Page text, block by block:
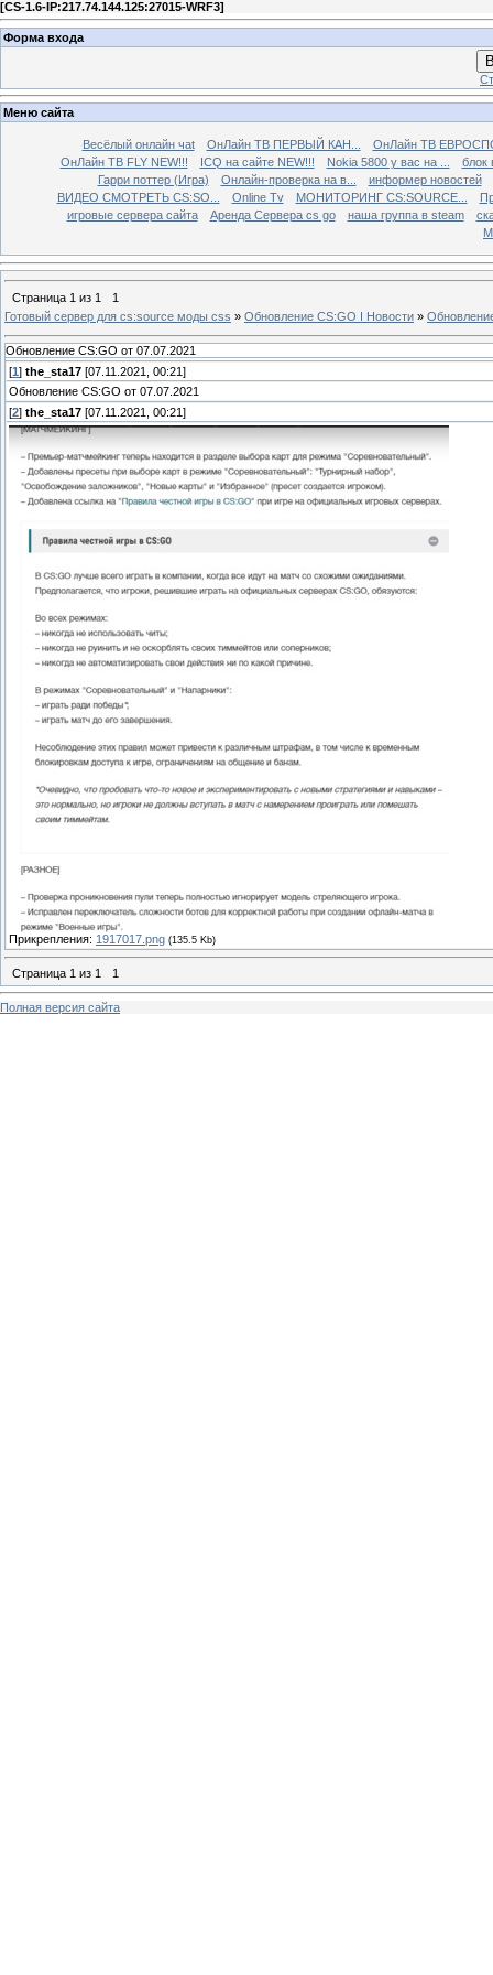
[CS-1.6-IP:217.74.144.125:27015-WRF3]
Форма входа
Меню сайта
Весёлый онлайн чаt ОнЛайн ТВ ПЕРВЫЙ КАН...
ОнЛайн ТВ
ОнЛайн ТВ FLY NEW!!!
ICQ на сайте NEW!!! Nokia 5800 у вас на ...
блок
Гарри поттер (Игра)
Онлайн-проверка на в...
информер новостей
ВИДЕО СМОТРЕТЬ CS:SO...
Online Tv МОНИТОРИНГ CS:SOURCE...
игровые сервера сайта
Аренда Сервера cs go наша группа в steam
Страница 1 из 1
1
Готовый сервер для cs:source моды css » Обновление CS:GO I Новости »
Обновление CS:GO от 07.07.2021
[1 ] the_sta17 [07.11.2021, 00:21]
Обновление CS:GO от 07.07.2021
[2] the_sta17 [07.11.2021, 00:21]
Прикрепления: 1917017.png (135.5 Kb)
Страница 1 из 1 1
Полная версия сайта